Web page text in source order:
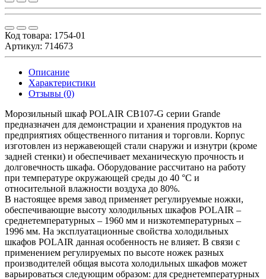
Код товара: 1754-01
Артикул: 714673
Описание
Характеристики
Отзывы (0)
Морозильный шкаф POLAIR CB107-G серии Grande
предназначен для демонстрации и хранения продуктов на
предприятиях общественного питания и торговли. Корпус
изготовлен из нержавеющей стали снаружи и изнутри (кроме
задней стенки) и обеспечивает механическую прочность и
долговечность шкафа. Оборудование рассчитано на работу
при температуре окружающей среды до 40 °С и
относительной влажности воздуха до 80%.
В настоящее время завод применяет регулируемые ножки,
обеспечивающие высоту холодильных шкафов POLAIR –
среднетемпературных – 1960 мм и низкотемпературных –
1996 мм. На эксплуатационные свойства холодильных
шкафов POLAIR данная особенность не влияет. В связи с
применением регулируемых по высоте ножек разных
производителей общая высота холодильных шкафов может
варьироваться следующим образом: для среднетемпературных